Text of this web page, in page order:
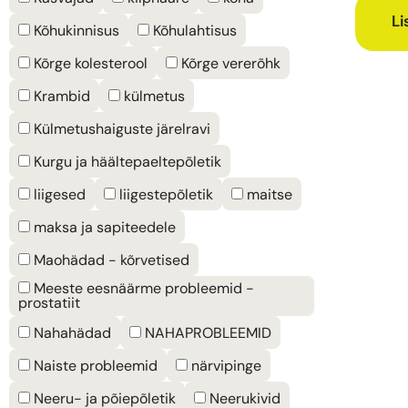
Kõhukinnisus
Kõhulahtisus
Kõrge kolesterool
Kõrge vererõhk
Krambid
külmetus
Külmetushaiguste järelravi
Kurgu ja häältepaeltepõletik
liigesed
liigestepõletik
maitse
maksa ja sapiteedele
Maohädad - kõrvetised
Meeste eesnäärme probleemid -
prostatiit
Nahahädad
NAHAPROBLEEMID
Naiste probleemid
närvipinge
Neeru- ja põiepõletik
Neerukivid